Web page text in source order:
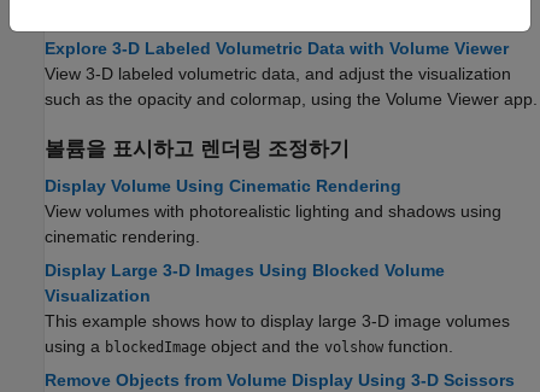
Explore 3-D Labeled Volumetric Data with Volume Viewer
View 3-D labeled volumetric data, and adjust the visualization
such as the opacity and colormap, using the Volume Viewer app.
볼륨을 표시하고 렌더링 조정하기
Display Volume Using Cinematic Rendering
View volumes with photorealistic lighting and shadows using
cinematic rendering.
Display Large 3-D Images Using Blocked Volume
Visualization
This example shows how to display large 3-D image volumes
using a blockedImage object and the volshow function.
Remove Objects from Volume Display Using 3-D Scissors